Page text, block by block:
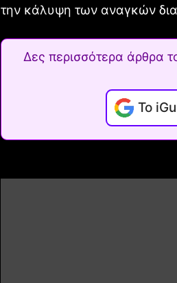
την κάλυψη των αναγκών
Δες περισσότερα άρθρα
Το